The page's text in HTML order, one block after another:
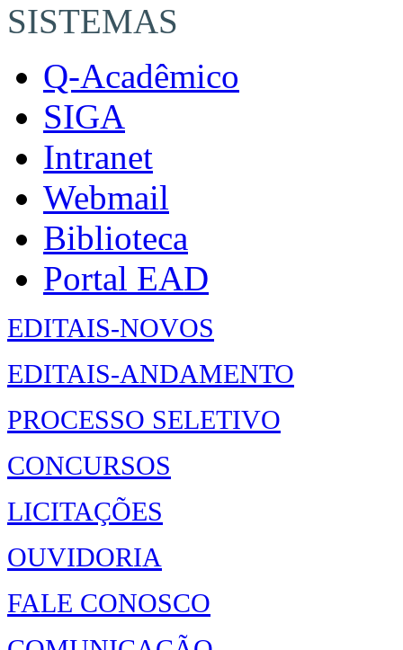
SISTEMAS
Q-Acadêmico
SIGA
Intranet
Webmail
Biblioteca
Portal EAD
EDITAIS-NOVOS
EDITAIS-ANDAMENTO
PROCESSO SELETIVO
CONCURSOS
LICITAÇÕES
OUVIDORIA
FALE CONOSCO